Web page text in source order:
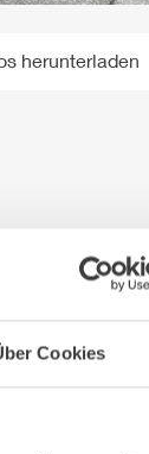
Cookies
herunterladen